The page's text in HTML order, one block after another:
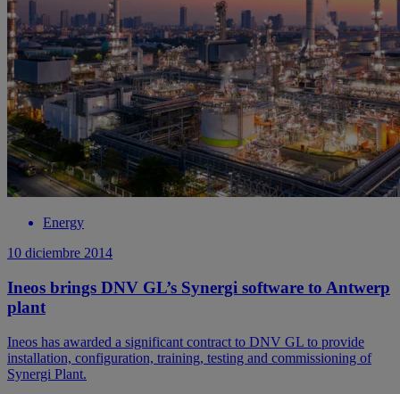
Energy
10 diciembre 2014
Ineos brings DNV GL’s Synergi software to Antwerp
plant
Ineos has awarded a significant contract to DNV GL to provide
installation, configuration, training, testing and commissioning of
Synergi Plant.